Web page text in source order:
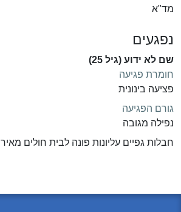
מד"א
נפגעים
שם לא ידוע (גיל 25)
חומרת פגיעה
פציעה בינונית
גורם הפגיעה
נפילה מגובה
חבלות גפיים עליונות פונה לבית חולים מאיר